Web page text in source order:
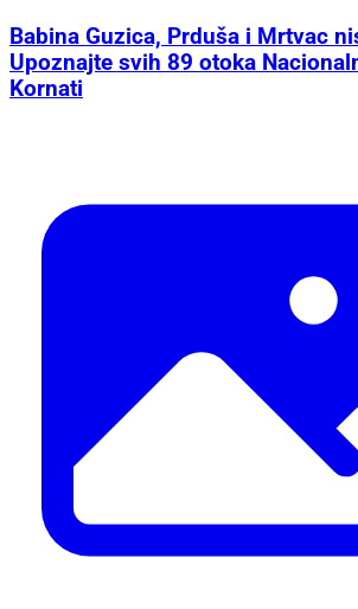
Babina Guzica, Prduša i Mrtvac
Upoznajte svih 89 otoka
Kornati